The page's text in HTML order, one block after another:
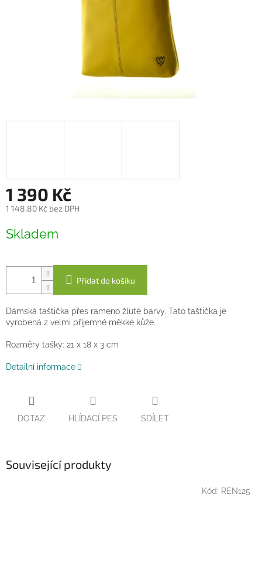
1 390 Kč
1 148,80 Kč bez DPH
cena:
Skladem
Přidat do košíku
Dámská taštička přes rameno žluté barvy. Tato taštička je
vyrobená z velmi příjemné měkké kůže.
Rozměry tašky: 21 x 18 x 3 cm
Detailní informace
DOTAZ HLÍDACÍ PES SDÍLET
Související produkty
Kód: REN125